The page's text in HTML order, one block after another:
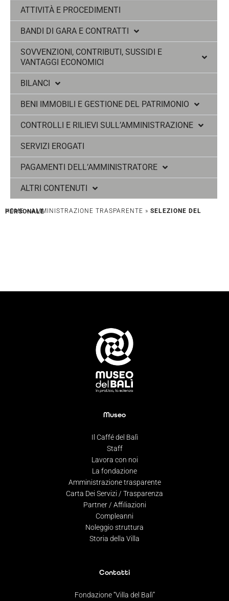
ATTIVITÀ E PROCEDIMENTI
BANDI DI GARA E CONTRATTI
SOVVENZIONI, CONTRIBUTI, SUSSIDI E
VANTAGGI ECONOMICI
BILANCI
BENI IMMOBILI E GESTIONE DEL PATRIMONIO
CONTROLLI E RILIEVI SULL’AMMINISTRAZIONE
SERVIZI EROGATI
PAGAMENTI DELL’AMMINISTRATORE
ALTRI CONTENUTI
HOME»AMMINISTRAZIONE TRASPARENTE »
SELEZIONE DEL PERSONALE
Museo
Il Caffé del Balì
Staff
Lavora con noi
La fondazione
Amministrazione trasparente
Carta Dei Servizi / Trasparenza
Partner / Affiliazioni
Compleanni
Noleggio struttura
Storia della Villa
Contatti
Fondazione “Villa del Balì”